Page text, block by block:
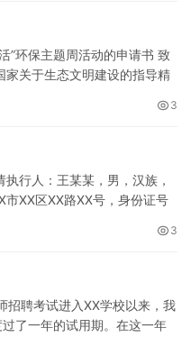
”环保主题周活动的申请书 致
家关于生态文明建设的指导精
3
行人：王某某，男，汉族，
市XX区XX路XX号，身份证号
3
招聘考试进入XX学校以来，我
了一年的试用期。在这一年